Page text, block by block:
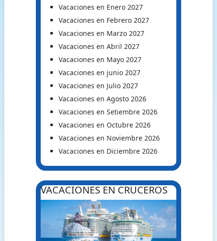
Vacaciones en Enero 2027
Vacaciones en Febrero 2027
Vacaciones en Marzo 2027
Vacaciones en Abril 2027
Vacaciones en Mayo 2027
Vacaciones en junio 2027
Vacaciones en Julio 2027
Vacaciones en Agosto 2026
Vacaciones en Setiembre 2026
Vacaciones en Octubre 2026
Vacaciones en Noviembre 2026
Vacaciones en Diciembre 2026
VACACIONES EN CRUCEROS